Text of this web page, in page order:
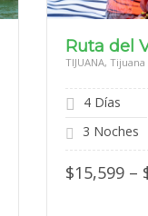
Ruta del
TIJUANA, Tijuana
4 Días
3 Noches
$15,599 –